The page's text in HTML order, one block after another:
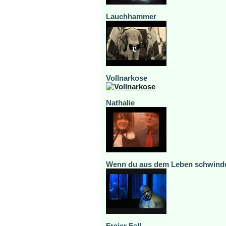
Lauchhammer
Vollnarkose
Nathalie
Wenn du aus dem Leben